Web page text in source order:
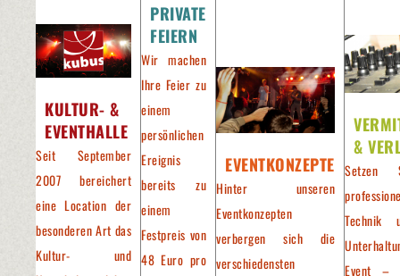
KULTUR- &
EVENTHALLE
Seit September
2007 bereichert
eine Location der
besonderen Art das
Kultur- und
PRIVATE
FEIERN
Wir machen
Ihre Feier zu
einem
persönlichen
Ereignis
bereits zu
einem
Festpreis von
48 Euro pro
EVENTKONZEPTE
Hinter unseren
Eventkonzepten
verbergen sich die
verschiedensten
&
Setzen
Technik
Event –